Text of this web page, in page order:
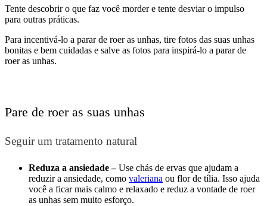
Tente descobrir o que faz você morder e tente desviar o impulso
para outras práticas.
Para incentivá-lo a parar de roer as unhas, tire fotos das suas unhas
bonitas e bem cuidadas e salve as fotos para inspirá-lo a parar de
roer as unhas.
Pare de roer as suas unhas
Seguir um tratamento natural
Reduza a ansiedade –Use chás de ervas que ajudam a
reduzir a ansiedade, como valeriana ou flor de tília. Isso ajuda
você a ficar mais calmo e relaxado e reduz a vontade de roer
as unhas sem muito esforço.